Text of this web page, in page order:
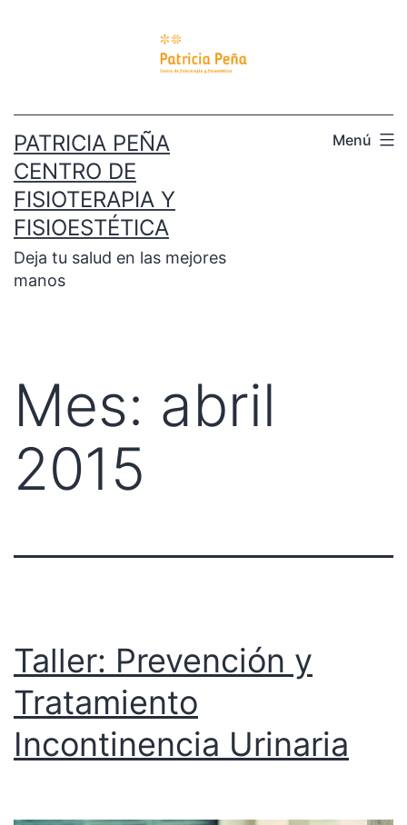
PATRICIA PEÑA
CENTRO DE
FISIOTERAPIA Y
FISIOESTÉTICA
Deja tu salud en las mejores
manos
Menú
Mes: abril
2015
Taller: Prevención y
Tratamiento
Incontinencia Urinaria